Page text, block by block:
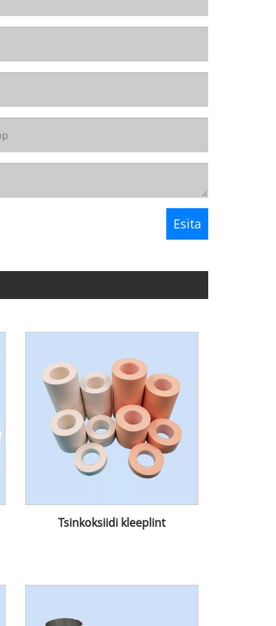
Tsinkoksiidi kleeplint